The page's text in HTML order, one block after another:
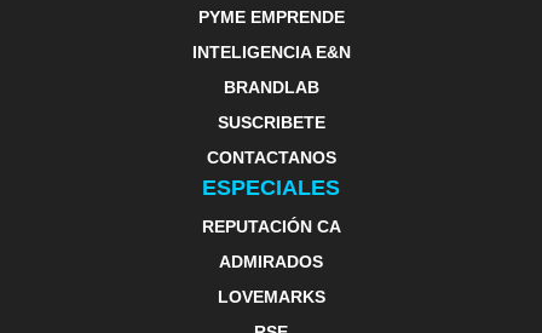
PYME EMPRENDE
INTELIGENCIA E&N
BRANDLAB
SUSCRIBETE
CONTACTANOS
ESPECIALES
REPUTACIÓN CA
ADMIRADOS
LOVEMARKS